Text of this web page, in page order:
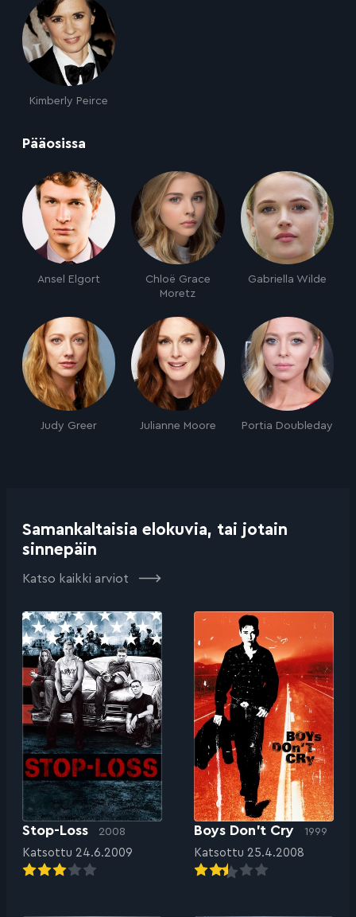
Kimberly Peirce
Pääosissa
Ansel Elgort
Chloë Grace
Moretz
Gabriella Wilde
Judy Greer Julianne Moore Portia Doubleday
Samankaltaisia elokuvia, tai jotain
sinnepäin
Katso kaikki arviot
Stop-Loss 2008
Katsottu 24.6.2009
Boys Don’t Cry 1999
Katsottu 25.4.2008